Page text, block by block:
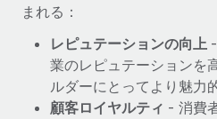
まれる：
レピュテーションの向上
業のレピュテーションを
ルダーにとってより魅力
顧客ロイヤルティ - 消費